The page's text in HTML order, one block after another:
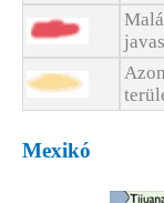
Mexikó